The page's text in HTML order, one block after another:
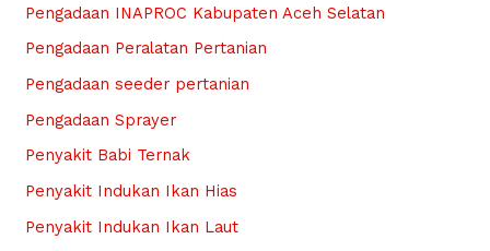
Pengadaan INAPROC Kabupaten Aceh Selatan
Pengadaan Peralatan Pertanian
Pengadaan seeder pertanian
Pengadaan Sprayer
Penyakit Babi Ternak
Penyakit Indukan Ikan Hias
Penyakit Indukan Ikan Laut